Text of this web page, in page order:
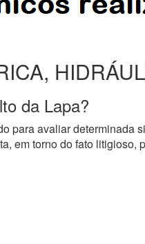
da Lapa?
para avaliar determinada
em torno do fato